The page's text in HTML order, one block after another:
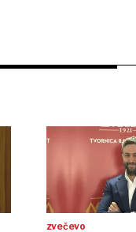
zvečevo